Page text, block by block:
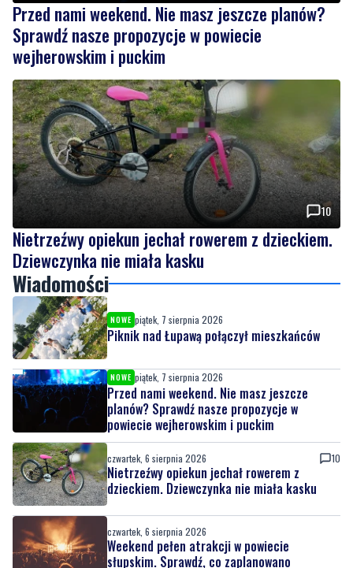
Przed nami weekend. Nie masz jeszcze planów?
Sprawdź nasze propozycje w powiecie
wejherowskim i puckim
10
Nietrzeźwy opiekun jechał rowerem z dzieckiem.
Dziewczynka nie miała kasku
Wiadomości
NOWE piątek, 7 sierpnia 2026
Piknik nad Łupawą połączył mieszkańców
NOWE piątek, 7 sierpnia 2026
Przed nami weekend. Nie masz jeszcze
planów? Sprawdź nasze propozycje w
powiecie wejherowskim i puckim
czwartek, 6 sierpnia 2026 10
Nietrzeźwy opiekun jechał rowerem z
dzieckiem. Dziewczynka nie miała kasku
czwartek, 6 sierpnia 2026
Weekend pełen atrakcji w powiecie
słupskim. Sprawdź, co zaplanowano